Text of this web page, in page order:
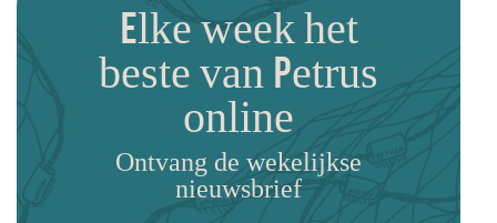
Elke week het
beste van Petrus
online
Ontvang de wekelijkse
nieuwsbrief